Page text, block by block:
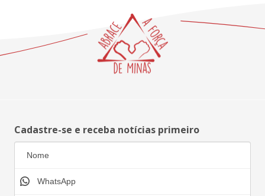
Cadastre-se e receba notícias primeiro